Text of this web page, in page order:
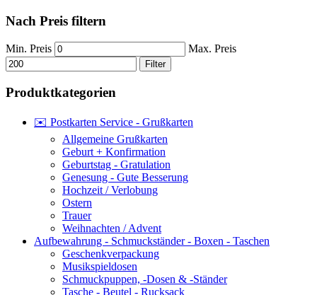
Nach Preis filtern
Min. Preis Max. Preis
Filter
Produktkategorien
✉️ Postkarten Service - Grußkarten
Allgemeine Grußkarten
Geburt + Konfirmation
Geburtstag - Gratulation
Genesung - Gute Besserung
Hochzeit / Verlobung
Ostern
Trauer
Weihnachten / Advent
Aufbewahrung - Schmuckständer - Boxen - Taschen
Geschenkverpackung
Musikspieldosen
Schmuckpuppen, -Dosen & -Ständer
Tasche - Beutel - Rucksack